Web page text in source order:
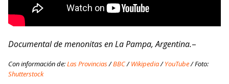
Documental de menonitas en La Pampa, Argentina.–
Con información de:Las Provincias/BBC/Wikipedia/YouTube/ Foto:
Shutterstock